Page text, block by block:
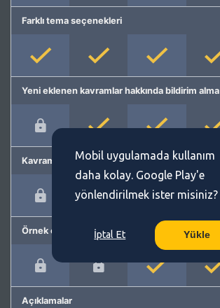
Farklı tema seçenekleri
Yeni eklenen kavramlar hakkında bildirim alma
Kavram önerme
Örnek cümleler
Açıklamalar
Mobil uygulamada kullanım
daha kolay. Google Play'e
yönlendirilmek ister misiniz?
İptal Et Yükle